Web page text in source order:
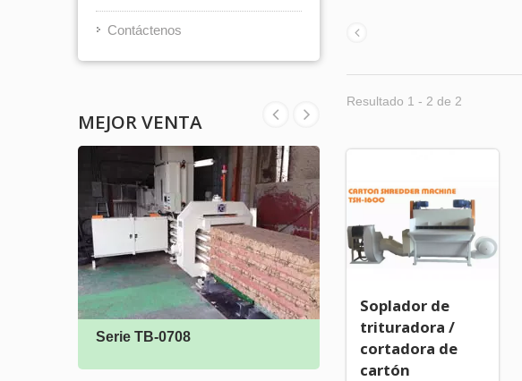
Contáctenos
MEJOR VENTA
Serie TB-0708 Serie TB-0505
Resultado 1 - 2 de 2
Soplador de
trituradora /
cortadora de
cartón